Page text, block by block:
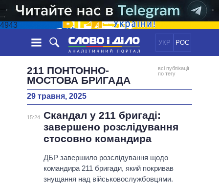
4943
УКР РОС
НОВИНИ
СТРІЧКА
ПОДІЇ
СТАТТІ
ДАЙДЖЕСТИ
ПОЛІТИКА
ЕКОНОМІКА
СУСПІЛЬСТВО
ОБIЦЯНКИ
ПОЛIТИКИ
УСІ ПОЛІТИКИ
ВЕРХОВНА РАДА
КАБІНЕТ МІНІСТРІВ
ІНФОГРАФІКА
ВІДЕО
ПІДТРИМАТИ
211 ПОНТОННО-
МОСТОВА БРИГАДА
всі публікації
по тегу
29 травня, 2025
15:24 Скандал у 211 бригаді:
завершено розслідування
стосовно командира
ДБР завершило розслідування щодо
командира 211 бригади, який покривав
знущання над військовослужбовцями.